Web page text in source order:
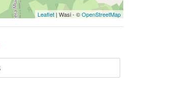
Leaflet | Wasi - ©OpenStreetMap